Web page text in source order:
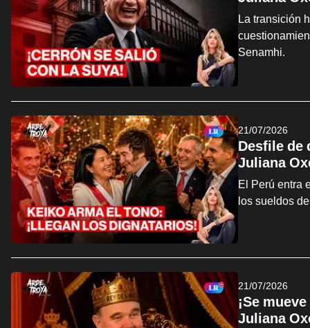
La transición
Senamhi.
21/07/2026
Desfile de
Juliana
El Perú entra
los sueldos
21/07/2026
¡Se
Juliana